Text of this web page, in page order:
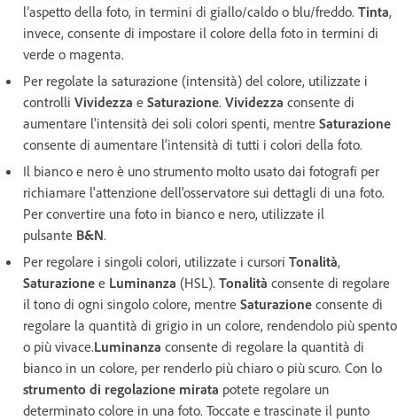
l’aspetto della foto, in termini di giallo/caldo o blu/freddo. Tinta,
invece, consente di impostare il colore della foto in termini di
verde o magenta.
Per regolate la saturazione (intensità) del colore, utilizzate i
controlli Vividezza e Saturazione. Vividezza consente di
aumentare l'intensità dei soli colori spenti, mentre Saturazione
consente di aumentare l'intensità di tutti i colori della foto.
Il bianco e nero è uno strumento molto usato dai fotografi per
richiamare l'attenzione dell'osservatore sui dettagli di una foto.
Per convertire una foto in bianco e nero, utilizzate il
pulsante B&N.
Per regolare i singoli colori, utilizzate i cursori Tonalità,
Saturazione e Luminanza (HSL). Tonalità consente di regolare
il tono di ogni singolo colore, mentre Saturazione consente di
regolare la quantità di grigio in un colore, rendendolo più spento
o più vivace.Luminanza consente di regolare la quantità di
bianco in un colore, per renderlo più chiaro o più scuro. Con lo
strumento di regolazione mirata potete regolare un
determinato colore in una foto. Toccate e trascinate il punto